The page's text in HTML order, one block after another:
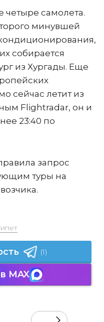
четыре самолета.
минувшей
собирается
из Хургады. Еще
сейчас летит из
Flightradar, он и
23:40 по
запрос
туры на
(1)
MAX